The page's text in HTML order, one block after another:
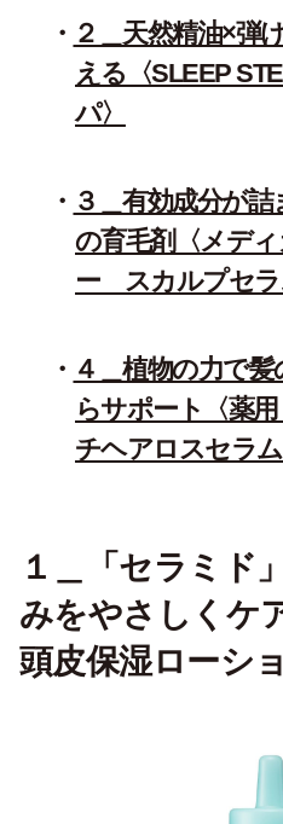
２＿天然精油×弾
える〈SLEEP
パ〉
３＿有効成分が
の育毛剤〈メデ
ー スカルプセラ
４＿植物の力で
らサポート〈薬
チヘアロスセラム
１＿「セラミド
みをやさしくケ
頭皮保湿ローショ